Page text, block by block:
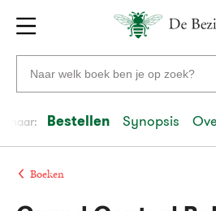
Gratis
verzending
vanaf
20
euro
Voor
23:59
volgendein
Zoeken
naar
auteurs
en
uitgevers
naar: Bestellen Synopsis
Boeken